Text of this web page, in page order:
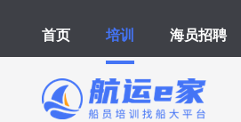
首页 培训 海员招聘